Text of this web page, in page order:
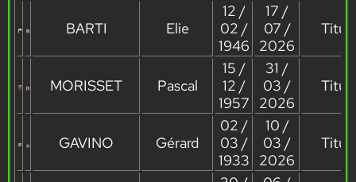
BARTI Elie
12 /
02 /
1946
17 /
07 /
2026
MORISSET Pascal
15 /
12 /
1957
31 /
03 /
2026
GAVINO Gérard
02 /
03 /
1933
10 /
03 /
2026